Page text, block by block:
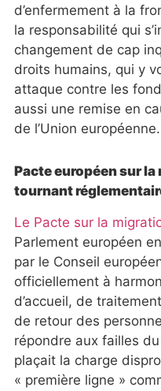
d’enfermement à la
la responsabilité qui
changement de cap
droits humains, qui y
attaque contre les
aussi une remise en
de l’Union européenne.
Pacte européen sur la
tournant
Le Pacte sur la
Parlement européen
par le Conseil
officiellement à
d’accueil, de
de retour des
répondre aux failles
plaçait la charge
« première ligne »